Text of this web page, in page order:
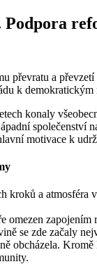
převratu a
k
konaly
společenství
motivace k
a atmosféra
omezen
se zde začaly
obcházela.